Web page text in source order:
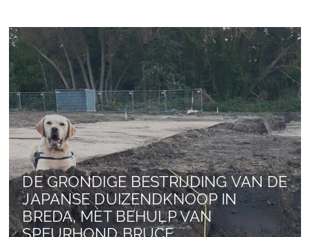
DE GRONDIGE BESTRIJDING VAN DE
JAPANSE DUIZENDKNOOP IN
BREDA, MET BEHULP VAN